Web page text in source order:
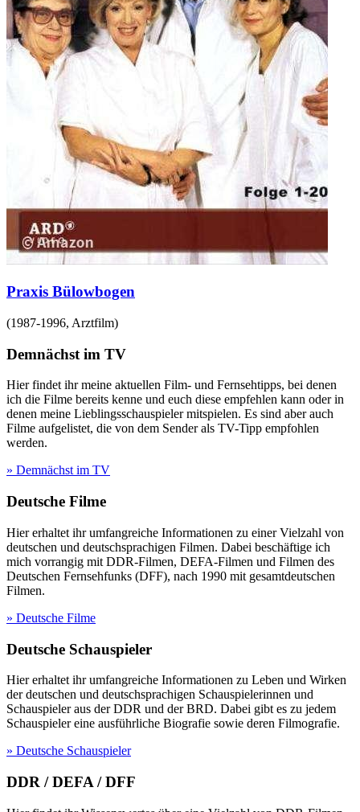
Praxis Bülowbogen
(1987-1996, Arztfilm)
Demnächst im TV
Hier findet ihr meine aktuellen Film- und Fernsehtipps, bei denen
ich die Filme bereits kenne und euch diese empfehlen kann oder in
denen meine Lieblingsschauspieler mitspielen. Es sind aber auch
Filme aufgelistet, die von dem Sender als TV-Tipp empfohlen
werden.
» Demnächst im TV
Deutsche Filme
Hier erhaltet ihr umfangreiche Informationen zu einer Vielzahl von
deutschen und deutschsprachigen Filmen. Dabei beschäftige ich
mich vorrangig mit DDR-Filmen, DEFA-Filmen und Filmen des
Deutschen Fernsehfunks (DFF), nach 1990 mit gesamtdeutschen
Filmen.
» Deutsche Filme
Deutsche Schauspieler
Hier erhaltet ihr umfangreiche Informationen zu Leben und Wirken
der deutschen und deutschsprachigen Schauspielerinnen und
Schauspieler aus der DDR und der BRD. Dabei gibt es zu jedem
Schauspieler eine ausführliche Biografie sowie deren Filmografie.
» Deutsche Schauspieler
DDR / DEFA / DFF